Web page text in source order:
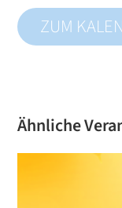
ZUM
Ähnliche